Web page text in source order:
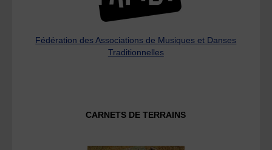
Fédération des Associations de Musiques et Danses
Traditionnelles
CARNETS DE TERRAINS